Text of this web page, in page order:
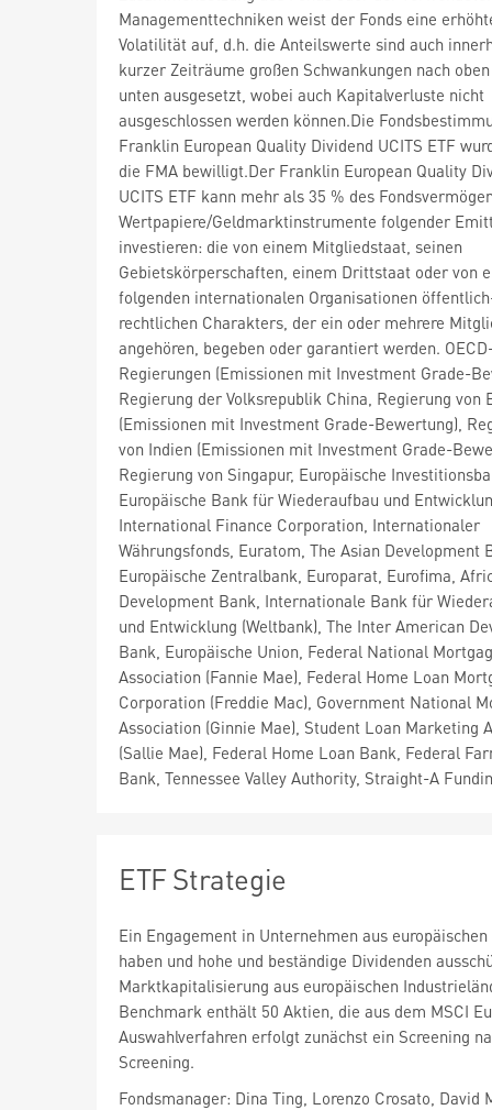
Managementtechniken weist der Fonds eine
Volatilität auf, d.h. die Anteilswerte sind auch
kurzer Zeiträume großen Schwankungen nach
unten ausgesetzt, wobei auch Kapitalverluste nicht
ausgeschlossen werden können.Die
Franklin European Quality Dividend UCITS ETF
die FMA bewilligt.Der Franklin European Quality
UCITS ETF kann mehr als 35 % des
Wertpapiere/Geldmarktinstrumente folgender
investieren: die von einem Mitgliedstaat, seinen
Gebietskörperschaften, einem Drittstaat oder von
folgenden internationalen Organisationen
rechtlichen Charakters, der ein oder mehrere
angehören, begeben oder garantiert werden.
Regierungen (Emissionen mit Investment Grade-
Regierung der Volksrepublik China, Regierung von
(Emissionen mit Investment Grade-Bewertung),
von Indien (Emissionen mit Investment Grade-
Regierung von Singapur, Europäische
Europäische Bank für Wiederaufbau und
International Finance Corporation, Internationaler
Währungsfonds, Euratom, The Asian Development
Europäische Zentralbank, Europarat, Eurofima,
Development Bank, Internationale Bank für
und Entwicklung (Weltbank), The Inter American
Bank, Europäische Union, Federal National
Association (Fannie Mae), Federal Home Loan
Corporation (Freddie Mac), Government National
Association (Ginnie Mae), Student Loan Marketing
(Sallie Mae), Federal Home Loan Bank, Federal
Bank, Tennessee Valley Authority, Straight-A
ETF Strategie
Ein Engagement in Unternehmen aus
haben und hohe und beständige Dividenden
Marktkapitalisierung aus europäischen
Benchmark enthält 50 Aktien, die aus dem MSCI
Auswahlverfahren erfolgt zunächst ein Screening
Screening.
Fondsmanager: Dina Ting, Lorenzo Crosato, David